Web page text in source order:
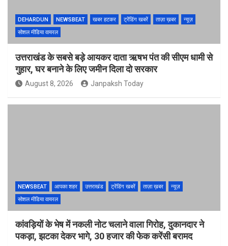
DEHARDUN NEWSBEAT खबर हटकर ट्रेंडिंग खबरें ताज़ा ख़बर
न्यूज़
सोशल मीडिया वायरल
उत्तराखंड के सबसे बड़े आयकर दाता ऋषभ पंत की सीएम धामी से
गुहार, घर बनाने के लिए जमीन दिला दो सरकार
August 8, 2026 Janpaksh Today
NEWSBEAT आपका शहर उत्तराखंड ट्रेंडिंग खबरें ताज़ा ख़बर
न्यूज़
सोशल मीडिया वायरल
कांवड़ियों के भेष में नकली नोट चलाने वाला गिरोह, दुकानदार ने
पकड़ा, झटका देकर भागे, 30 हजार की फेक करेंसी बरामद